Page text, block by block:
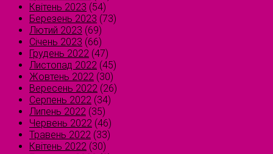
Квітень 2023 (54)
Березень 2023 (73)
Лютий 2023 (69)
Січень 2023 (66)
Грудень 2022 (47)
Листопад 2022 (45)
Жовтень 2022 (30)
Вересень 2022 (26)
Серпень 2022 (34)
Липень 2022 (35)
Червень 2022 (46)
Травень 2022 (33)
Квітень 2022 (30)